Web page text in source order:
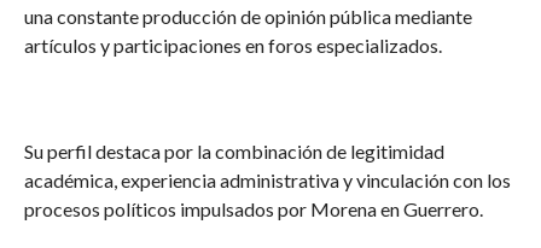
una constante producción de opinión pública mediante
artículos y participaciones en foros especializados.
Su perfil destaca por la combinación de legitimidad
académica, experiencia administrativa y vinculación con los
procesos políticos impulsados por Morena en Guerrero.